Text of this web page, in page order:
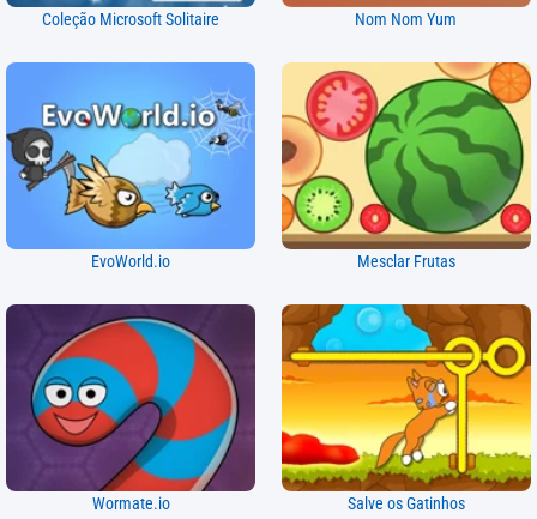
Coleção Microsoft Solitaire Nom Nom Yum
EvoWorld.io Mesclar Frutas
Wormate.io Salve os Gatinhos